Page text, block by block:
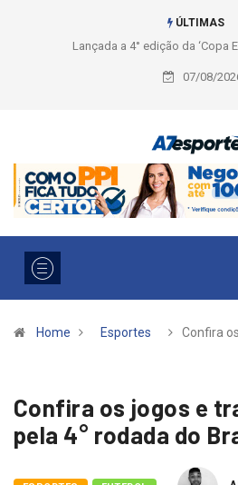
ÚLTIMAS
Liga 2026: Equipes rompem com a LABE
a 2° fase, times e
07/08/
Home Esportes Confira
Confira os jogos e
pela 4° rodada do